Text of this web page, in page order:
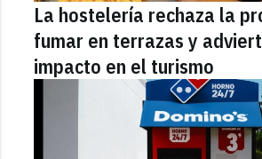
La hostelería rechaza la
fumar en terrazas y
impacto en el turismo